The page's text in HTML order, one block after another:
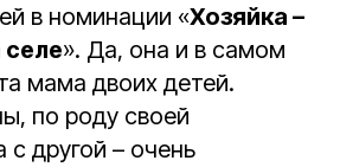
в номинации «Хозяйка –
селе». Да, она и в самом
мама двоих детей.
по роду своей
с другой – очень